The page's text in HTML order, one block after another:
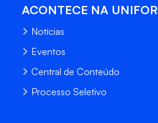
ACONTECE NA UNIFOR
Notícias
Eventos
Central de Conteúdo
Processo Seletivo